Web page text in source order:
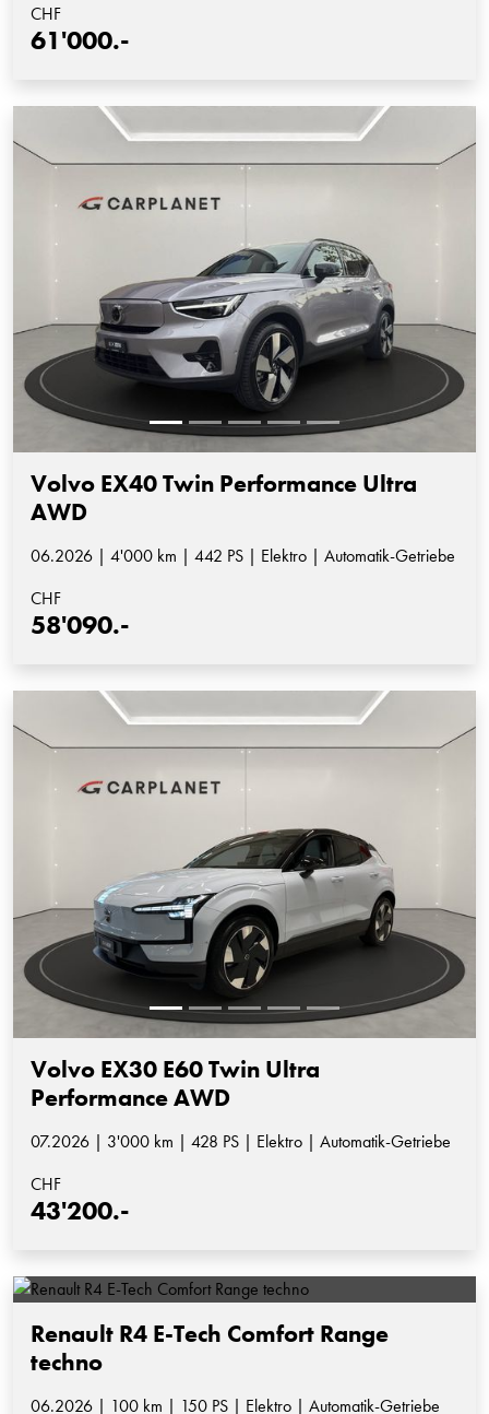
CHF
61'000.-
Volvo EX40 Twin Performance Ultra
AWD
06.2026 | 4'000 km | 442 PS | Elektro | Automatik-Getriebe
CHF
58'090.-
Volvo EX30 E60 Twin Ultra
Performance AWD
07.2026 | 3'000 km | 428 PS | Elektro | Automatik-Getriebe
CHF
43'200.-
Renault R4 E-Tech Comfort Range
techno
06.2026 | 100 km | 150 PS | Elektro | Automatik-Getriebe